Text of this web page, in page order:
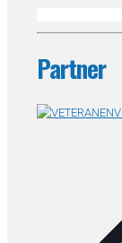
Partner